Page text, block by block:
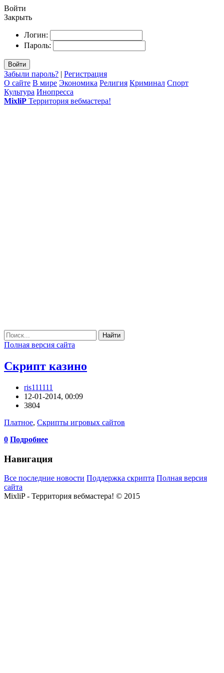
Войти
Закрыть
Логин:
Пароль:
Войти
Забыли пароль? | Регистрация
О сайте В мире Экономика Религия Криминал Спорт
Культура Инопресса
MixliP Территория вебмастера!
Найти
Полная версия сайта
Скрипт казино
ris111111
12-01-2014, 00:09
3804
Платное, Скрипты игровых сайтов
0 Подробнее
Навигация
Все последние новости Поддержка скрипта Полная версия
сайта
MixliP - Территория вебмастера! © 2015